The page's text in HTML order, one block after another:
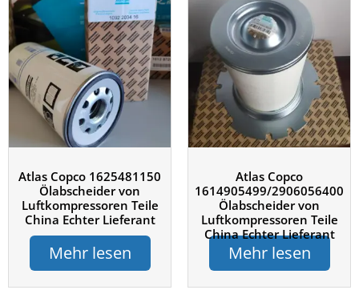
Atlas Copco 1625481150
Ölabscheider von
Luftkompressoren Teile
China Echter Lieferant
Mehr lesen
Atlas Copco
1614905499/2906056400
Ölabscheider von
Luftkompressoren Teile
China Echter Lieferant
Mehr lesen